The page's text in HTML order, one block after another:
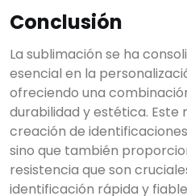
Conclusión
La sublimación se ha
esencial en la
ofreciendo una
durabilidad y estética.
creación de
sino que también
resistencia que son
identificación rápida y